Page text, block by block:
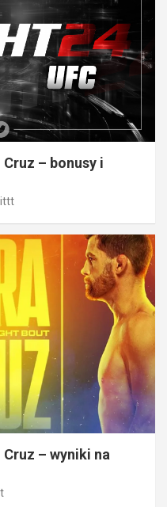
Cruz – bonusy i
Cruz – wyniki na